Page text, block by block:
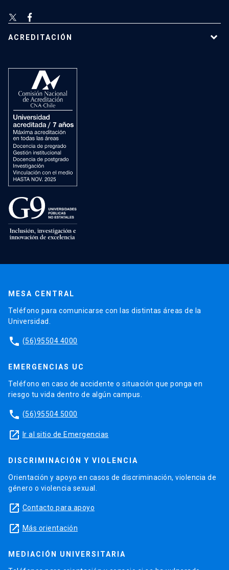
ACREDITACIÓN
MESA CENTRAL
Teléfono para comunicarse con las distintas áreas de la
Universidad.
phone (56)95504 4000
EMERGENCIAS UC
Teléfono en caso de accidente o situación que ponga en
riesgo tu vida dentro de algún campus.
phone (56)95504 5000
launch Ir al sitio de Emergencias
DISCRIMINACIÓN Y VIOLENCIA
Orientación y apoyo en casos de discriminación, violencia de
género o violencia sexual.
launch Contacto para apoyo
launch Más orientación
MEDIACIÓN UNIVERSITARIA